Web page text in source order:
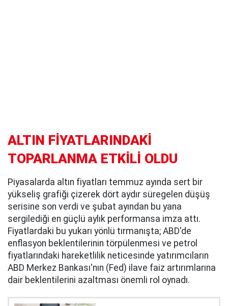
ALTIN FİYATLARINDAKİ
TOPARLANMA ETKİLİ OLDU
Piyasalarda altın fiyatları temmuz ayında sert bir
yükseliş grafiği çizerek dört aydır süregelen düşüş
serisine son verdi ve şubat ayından bu yana
sergilediği en güçlü aylık performansa imza attı.
Fiyatlardaki bu yukarı yönlü tırmanışta; ABD'de
enflasyon beklentilerinin törpülenmesi ve petrol
fiyatlarındaki hareketlilik neticesinde yatırımcıların
ABD Merkez Bankası'nın (Fed) ilave faiz artırımlarına
dair beklentilerini azaltması önemli rol oynadı.